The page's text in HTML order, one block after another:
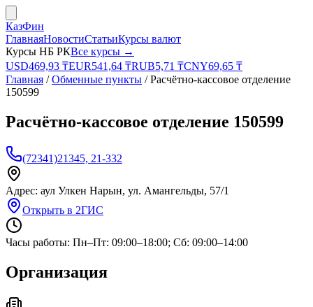
КазФин
ГлавнаяНовостиСтатьиКурсы валют
Курсы НБ РКВсе курсы →
USD469,93 ₸EUR541,64 ₸RUB5,71 ₸CNY69,65 ₸
Главная /Обменные пункты /Расчётно-кассовое отделение
150599
Расчётно-кассовое отделение 150599
(72341)21345, 21-332
Адрес: аул Улкен Нарын, ул. Амангельды, 57/1
Открыть в 2ГИС
Часы работы: Пн–Пт: 09:00–18:00; Сб: 09:00–14:00
Организация